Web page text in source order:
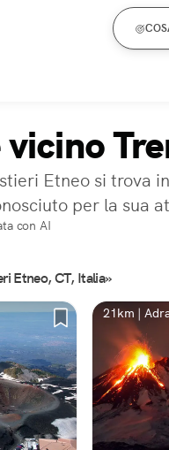
vicino
Etneo si trova
per la sua
con AI
Etneo, CT, Italia»
21km |